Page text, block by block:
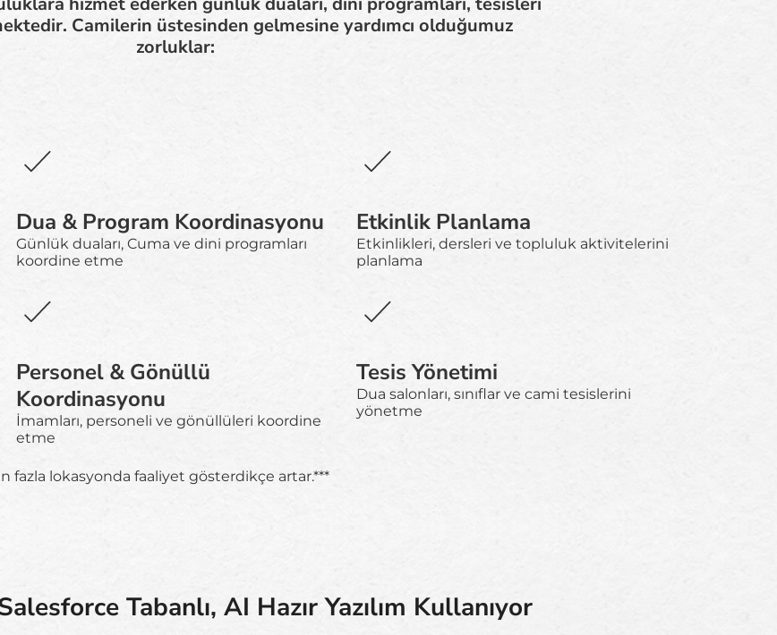
Camilerin üstesinden gelmesine yardımcı olduğumuz
zorluklar:
Dua & Program Koordinasyonu
Günlük duaları, Cuma ve dini programları
koordine etme
Etkinlik Planlama
Etkinlikleri, dersleri ve topluluk aktivitelerini
planlama
Personel & Gönüllü
Koordinasyonu
İmamları, personeli ve gönüllüleri koordine
etme
Tesis Yönetimi
Dua salonları, sınıflar ve cami tesislerini
yönetme
fazla lokasyonda faaliyet gösterdikçe artar.***
Tabanlı, AI Hazır Yazılım Kullanıyor